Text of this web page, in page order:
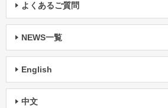
よくあるご質問
NEWS一覧
English
中文